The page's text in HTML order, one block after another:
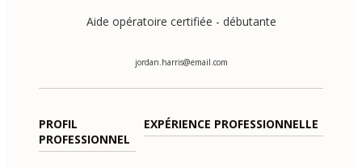
Aide opératoire certifiée - débutante
jordan.harris@email.com
PROFIL
PROFESSIONNEL
EXPÉRIENCE PROFESSIONNELLE